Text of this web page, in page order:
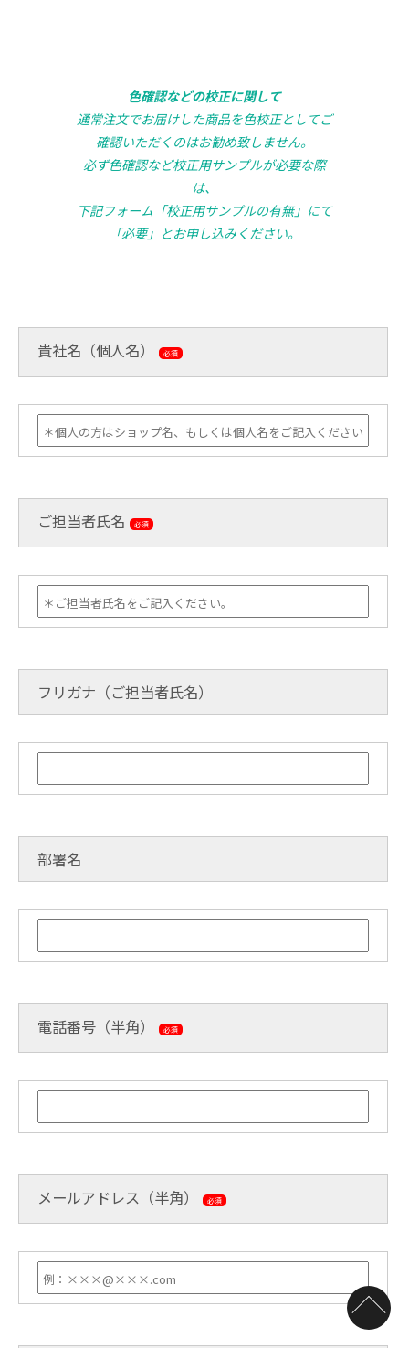
色確認などの校正に関して
通常注文でお届けした商品を色校正としてご
確認いただくのはお勧め致しません。
必ず色確認など校正用サンプルが必要な際
は、
下記フォーム「校正用サンプルの有無」にて
「必要」とお申し込みください。
貴社名（個人名） 必須
ご担当者氏名 必須
フリガナ（ご担当者氏名）
部署名
電話番号（半角） 必須
メールアドレス（半角） 必須